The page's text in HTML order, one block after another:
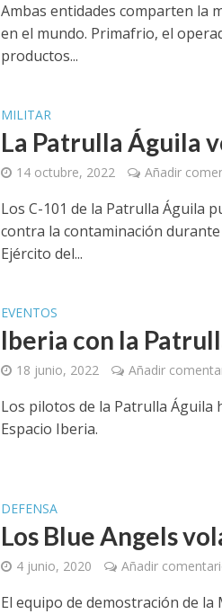
Ambas entidades comparten la
en el mundo. Primafrio, el
productos...
MILITAR
La Patrulla Águila
14 octubre, 2022 Añadir
Los C-101 de la Patrulla Águila
contra la contaminación
Ejército del...
EVENTOS
Iberia con la
18 junio, 2022 Añadir
Los pilotos de la Patrulla
Espacio Iberia.
DEFENSA
Los Blue Angels
4 junio, 2020 Añadir
El equipo de demostración de la